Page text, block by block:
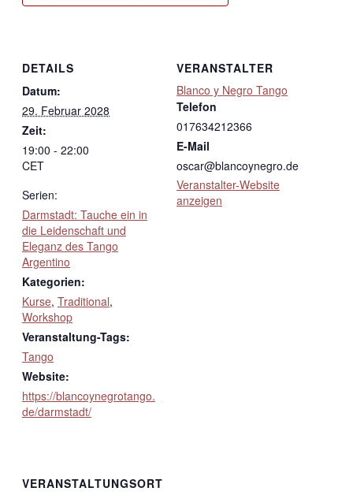
DETAILS
Datum:
29. Februar 2028
Zeit:
19:00 - 22:00
CET
Serien:
Darmstadt: Tauche ein in
die Leidenschaft und
Eleganz des Tango
Argentino
Kategorien:
Kurse, Traditional,
Workshop
Veranstaltung-Tags:
Tango
Website:
https://blancoynegrotango.
de/darmstadt/
VERANSTALTER
Blanco y Negro Tango
Telefon
017634212366
E-Mail
oscar@blancoynegro.de
Veranstalter-Website
anzeigen
VERANSTALTUNGSORT